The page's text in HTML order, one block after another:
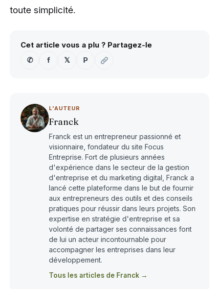
toute simplicité.
Cet article vous a plu ? Partagez-le
✆
f 𝕏 P
L'AUTEUR
Franck
Franck est un entrepreneur passionné et
visionnaire, fondateur du site Focus
Entreprise. Fort de plusieurs années
d'expérience dans le secteur de la gestion
d'entreprise et du marketing digital, Franck a
lancé cette plateforme dans le but de fournir
aux entrepreneurs des outils et des conseils
pratiques pour réussir dans leurs projets. Son
expertise en stratégie d'entreprise et sa
volonté de partager ses connaissances font
de lui un acteur incontournable pour
accompagner les entreprises dans leur
développement.
Tous les articles de Franck →